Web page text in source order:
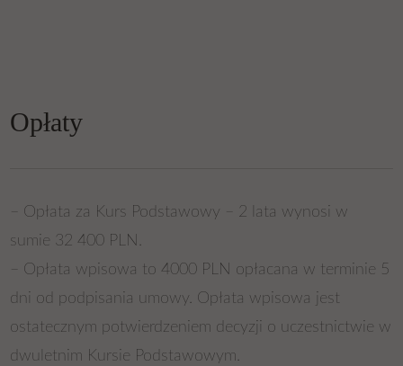
Opłaty
– Opłata za Kurs Podstawowy – 2 lata wynosi w
sumie 32 400 PLN.
– Opłata wpisowa to 4000 PLN opłacana w terminie 5
dni od podpisania umowy. Opłata wpisowa jest
ostatecznym potwierdzeniem decyzji o uczestnictwie w
dwuletnim Kursie Podstawowym.